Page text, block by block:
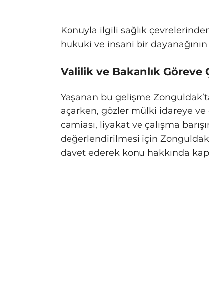
Konuyla ilgili sağlık
hukuki ve insani bir
Valilik ve Bakanlık Göreve
Yaşanan bu gelişme
açarken, gözler mülki idareye
camiası, liyakat ve çalışma
değerlendirilmesi için Zonguldak
davet ederek konu hakkında